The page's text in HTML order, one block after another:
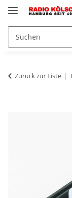
Zurück zur Liste